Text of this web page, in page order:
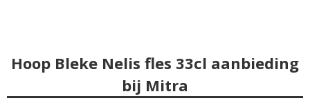
Hoop Bleke Nelis fles 33cl aanbieding
bij Mitra